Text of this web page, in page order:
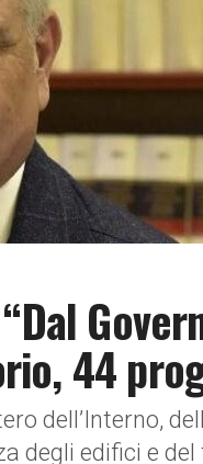
44
dell’Interno,
degli edifici e